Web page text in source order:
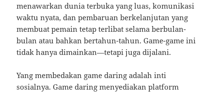
menawarkan dunia terbuka yang luas, komunikasi
waktu nyata, dan pembaruan berkelanjutan yang
membuat pemain tetap terlibat selama berbulan-
bulan atau bahkan bertahun-tahun. Game-game ini
tidak hanya dimainkan—tetapi juga dijalani.
Yang membedakan game daring adalah inti
sosialnya. Game daring menyediakan platform